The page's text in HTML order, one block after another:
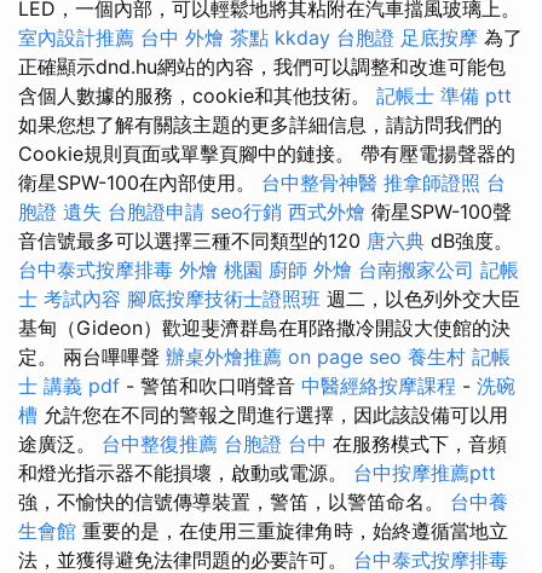
LED，一個內部，可以輕鬆地將其粘附在汽車擋風玻璃上。
室內設計推薦 台中 外燴 茶點 kkday 台胞證 足底按摩 為了
正確顯示dnd.hu網站的內容，我們可以調整和改進可能包
含個人數據的服務，cookie和其他技術。 記帳士 準備 ptt
如果您想了解有關該主題的更多詳細信息，請訪問我們的
Cookie規則頁面或單擊頁腳中的鏈接。 帶有壓電揚聲器的
衛星SPW-100在內部使用。 台中整骨神醫 推拿師證照 台
胞證 遺失 台胞證申請 seo行銷 西式外燴 衛星SPW-100聲
音信號最多可以選擇三種不同類型的120 唐六典 dB強度。
台中泰式按摩排毒 外燴 桃園 廚師 外燴 台南搬家公司 記帳
士 考試內容 腳底按摩技術士證照班 週二，以色列外交大臣
基甸（Gideon）歡迎斐濟群島在耶路撒冷開設大使館的決
定。 兩台嗶嗶聲 辦桌外燴推薦 on page seo 養生村 記帳
士 講義 pdf - 警笛和吹口哨聲音 中醫經絡按摩課程 - 洗碗
槽 允許您在不同的警報之間進行選擇，因此該設備可以用
途廣泛。 台中整復推薦 台胞證 台中 在服務模式下，音頻
和燈光指示器不能損壞，啟動或電源。 台中按摩推薦ptt
強，不愉快的信號傳導裝置，警笛，以警笛命名。 台中養
生會館 重要的是，在使用三重旋律角時，始終遵循當地立
法，並獲得避免法律問題的必要許可。 台中泰式按摩排毒